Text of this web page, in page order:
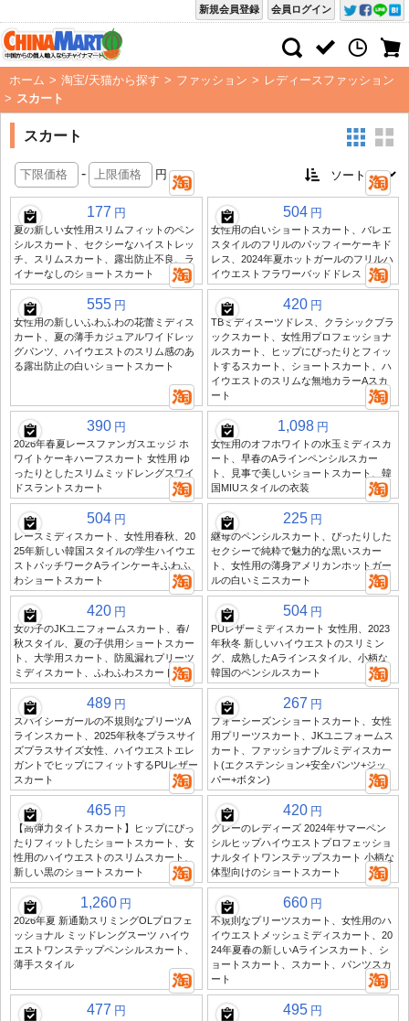
会員ログイン
新規会員登録
ホーム > 淘宝/天猫から探す > ファッション > レディースファッション
> スカート
スカート
- 円
177 円
夏の新しい女性用スリムフィットのペン
シルスカート、セクシーなハイストレッ
チ、スリムスカート、露出防止不良、ラ
イナーなしのショートスカート
504 円
女性用の白いショートスカート、バレエ
スタイルのフリルのパッフィーケーキド
レス、2024年夏ホットガールのフリルハ
イウエストフラワーバッドドレス
555 円
女性用の新しいふわふわの花蕾ミディス
カート、夏の薄手カジュアルワイドレッ
グパンツ、ハイウエストのスリム感のあ
る露出防止の白いショートスカート
420 円
TBミディスーツドレス、クラシックブラ
ックスカート、女性用プロフェッショナ
ルスカート、ヒップにぴったりとフィッ
トするスカート、ショートスカート、ハ
イウエストのスリムな無地カラーAスカ
ート
390 円
2026年春夏レースファンガスエッジ ホ
ワイトケーキハーフスカート 女性用 ゆ
ったりとしたスリムミッドレングスワイ
ドスラントスカート
1,098 円
女性用のオフホワイトの水玉ミディスカ
ート、早春のAラインペンシルスカー
ト、見事で美しいショートスカート、韓
国MIUスタイルの衣装
504 円
レースミディスカート、女性用春秋、20
25年新しい韓国スタイルの学生ハイウエ
ストパッチワークAラインケーキふわふ
わショートスカート
225 円
継母のペンシルスカート、ぴったりした
セクシーで純粋で魅力的な黒いスカー
ト、女性用の薄身アメリカンホットガー
ルの白いミニスカート
420 円
女の子のJKユニフォームスカート、春/
秋スタイル、夏の子供用ショートスカー
ト、大学用スカート、防風漏れプリーツ
ミディスカート、ふわふわスカート
504 円
PUレザーミディスカート 女性用、2023
年秋冬 新しいハイウエストのスリミン
グ、成熟したAラインスタイル、小柄な
韓国のペンシルスカート
489 円
スパイシーガールの不規則なプリーツA
ラインスカート、2025年秋冬プラスサイ
ズプラスサイズ女性、ハイウエストエレ
ガントでヒップにフィットするPUレザー
スカート
267 円
フォーシーズンショートスカート、女性
用プリーツスカート、JKユニフォームス
カート、ファッショナブルミディスカー
ト(エクステンション+安全パンツ+ジッ
パー+ボタン)
465 円
【高弾力タイトスカート】ヒップにぴっ
たりフィットしたショートスカート、女
性用のハイウエストのスリムスカート、
新しい黒のショートスカート
420 円
グレーのレディーズ 2024年サマーペン
シルヒップハイウエストプロフェッショ
ナルタイトワンステップスカート 小柄な
体型向けのショートスカート
1,260 円
2026年夏 新通勤スリミングOLプロフェ
ッショナル ミッドレングスーツ ハイウ
エストワンステップペンシルスカート、
薄手スタイル
660 円
不規則なプリーツスカート、女性用のハ
イウエストメッシュミディスカート、20
24年夏春の新しいAラインスカート、シ
ョートスカート、スカート、パンツスカ
ート
477 円 495 円